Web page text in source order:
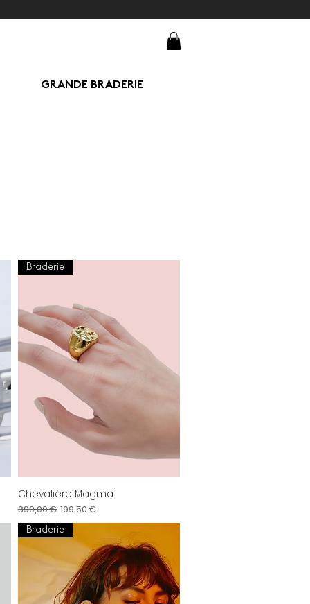
GRANDE BRADERIE
Aperçu rapide
Braderie
Chevalière Magma
Prix original
399,00 € Prix promotionnel
199,50 €
Braderie